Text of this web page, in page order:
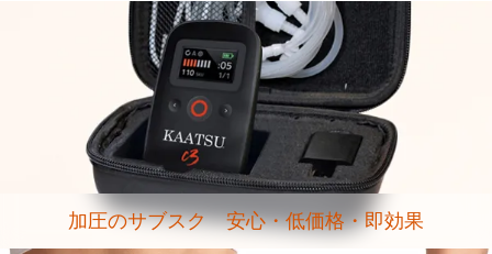
加圧のサブスク 安心・低価格・即効果